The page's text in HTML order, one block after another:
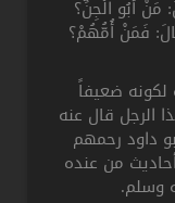
أَبُو الْجِنِّ؟
فَمَنْ أُمُّهُمْ؟
لكونه ضعيفاً
الرجل قال عنه
داود رحمهم
من عنده
وسلم.